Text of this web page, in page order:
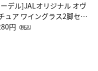
デル]JALオリジナル オヴ
ュア ワイングラス2脚セッ
レッドワイン）
円 （税込）